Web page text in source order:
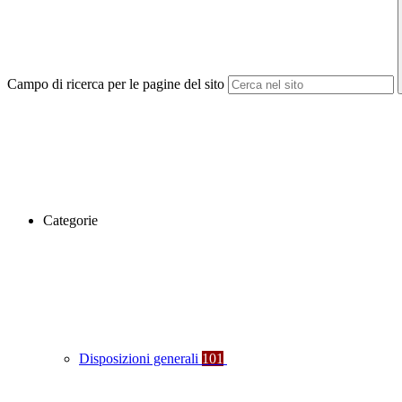
Campo di ricerca per le pagine del sito
Categorie
Disposizioni generali 101